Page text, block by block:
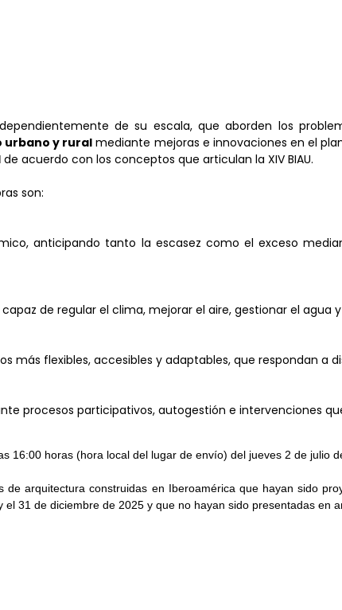
de su escala, que aborden los
urbano y rural mediante mejoras e innovaciones en el
de acuerdo con los conceptos que articulan la XIV BIAU.
son:
anticipando tanto la escasez como el exceso
de regular el clima, mejorar el aire, gestionar el agua
más flexibles, accesibles y adaptables, que respondan a
procesos participativos, autogestión e intervenciones
16:00 horas (hora local del lugar de envío) del jueves 2 de julio
de arquitectura construidas en Iberoamérica que hayan sido
31 de diciembre de 2025 y que no hayan sido presentadas en